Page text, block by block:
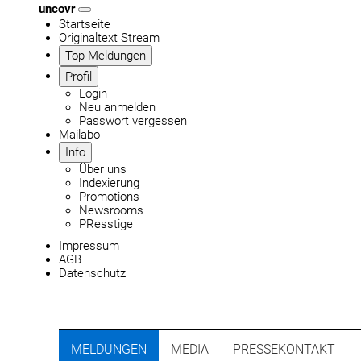
uncovr
Startseite
Originaltext Stream
Top Meldungen
Profil
Login
Neu anmelden
Passwort vergessen
Mailabo
Info
Über uns
Indexierung
Promotions
Newsrooms
PResstige
Impressum
AGB
Datenschutz
MELDUNGEN MEDIA PRESSEKONTAKT